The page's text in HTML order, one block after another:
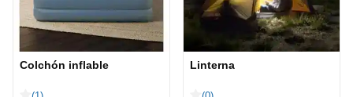
Colchón inflable Linterna